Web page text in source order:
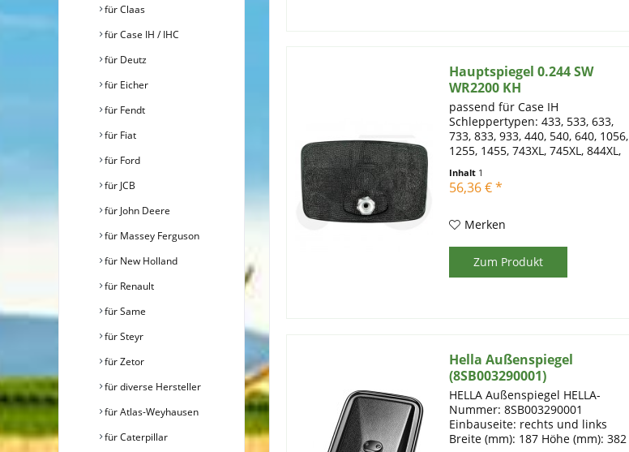
für Claas
für Case IH / IHC
für Deutz
für Eicher
für Fendt
für Fiat
für Ford
für JCB
für John Deere
für Massey Ferguson
für New Holland
für Renault
für Same
für Steyr
für Zetor
für diverse Hersteller
für Atlas-Weyhausen
für Caterpillar
Hauptspiegel 0.244 SW
WR2200 KH
passend für Case IH
Schleppertypen: 433, 533, 633,
733, 833, 933, 440, 540, 640, 1056,
1255, 1455, 743XL, 745XL, 844XL,
1455XL unbeheizt, schwarz
Abmessungen 300 x 176 mm
Inhalt 1
56,36 € *
Merken
Zum Produkt
Hella Außenspiegel
(8SB003290001)
HELLA Außenspiegel HELLA-
Nummer: 8SB003290001
Einbauseite: rechts und links
Breite (mm): 187 Höhe (mm): 382